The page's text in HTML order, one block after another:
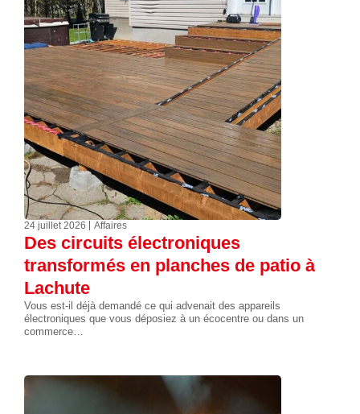
24 juillet 2026 Affaires
Des circuits électroniques
transformés en planches de patio à
Lachute
Vous est-il déjà demandé ce qui advenait des appareils
électroniques que vous déposiez à un écocentre ou dans un
commerce…